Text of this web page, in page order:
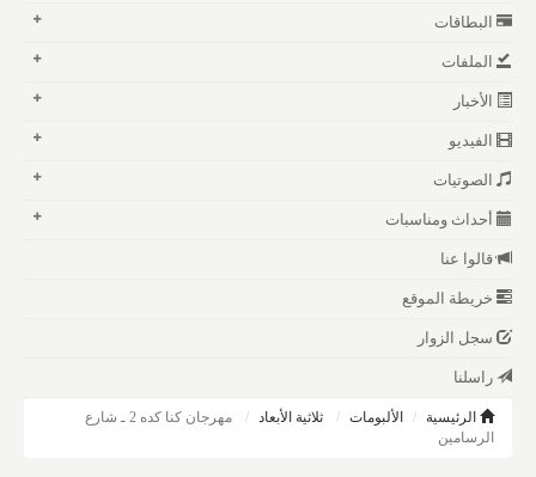
البطاقات
الملفات
الأخبار
الفيديو
الصوتيات
أحداث ومناسبات
قالوا عنا
خريطة الموقع
سجل الزوار
راسلنا
الرئيسية الألبومات ثلاثية الأبعاد
مهرجان كنا كده 2 ـ شارع
الرسامين